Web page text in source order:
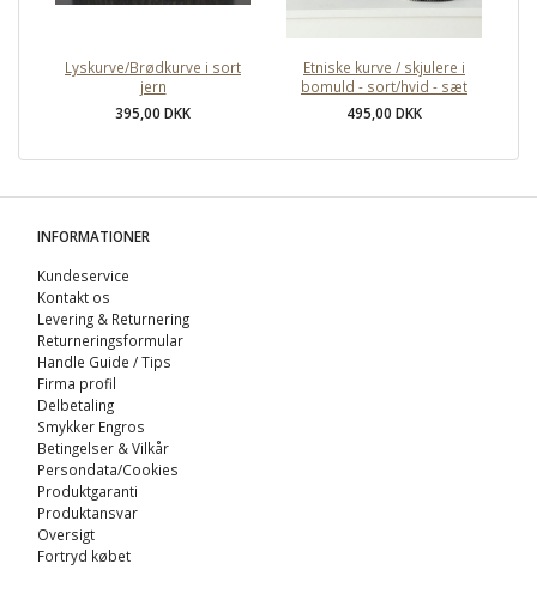
Lyskurve/Brødkurve i sort
jern
395,00 DKK
Etniske kurve / skjulere i
bomuld - sort/hvid - sæt
495,00 DKK
INFORMATIONER
Kundeservice
Kontakt os
Levering & Returnering
Returneringsformular
Handle Guide / Tips
Firma profil
Delbetaling
Smykker Engros
Betingelser & Vilkår
Persondata/Cookies
Produktgaranti
Produktansvar
Oversigt
Fortryd købet